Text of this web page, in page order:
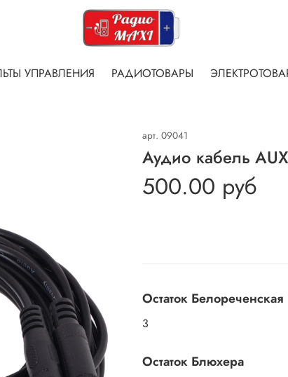
УПРАВЛЕНИЯ РАДИОТОВАРЫ
арт. 09041
Аудио кабель
500.00 руб
Остаток Белореченская
3
Остаток Блюхера